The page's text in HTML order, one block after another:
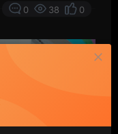
0 38 0